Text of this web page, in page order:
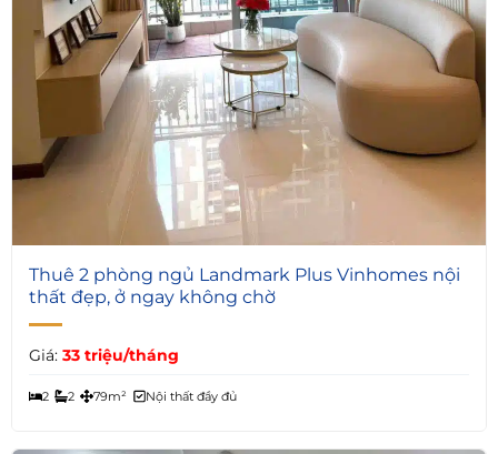
5
Thuê 2 phòng ngủ Landmark Plus Vinhomes nội
thất đẹp, ở ngay không chờ
Giá: 33 triệu/tháng
2 2 79m² Nội thất đầy đủ